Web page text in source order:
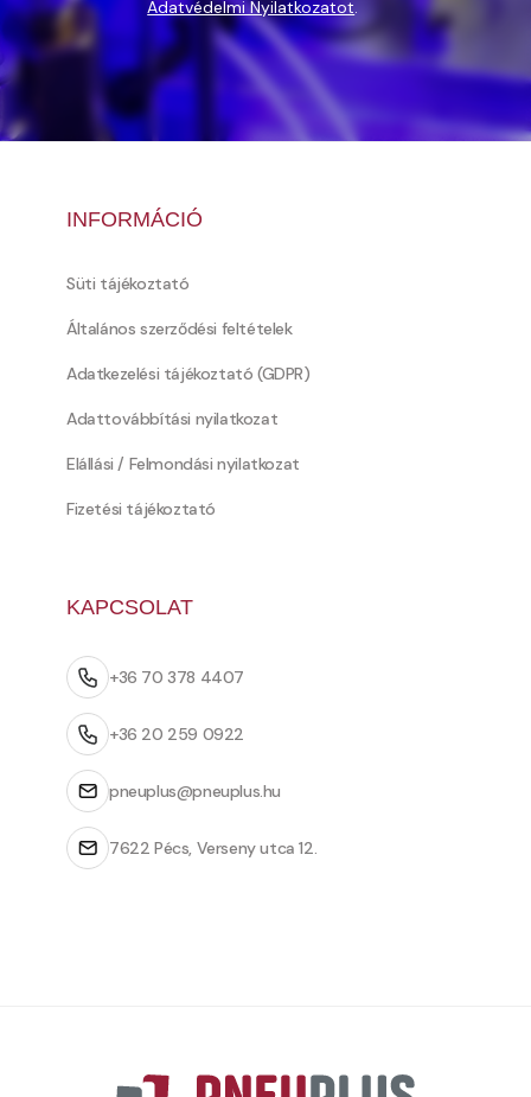
Adatvédelmi Nyilatkozatot.
INFORMÁCIÓ
Süti tájékoztató
Általános szerződési feltételek
Adatkezelési tájékoztató (GDPR)
Adattovábbítási nyilatkozat
Elállási / Felmondási nyilatkozat
Fizetési tájékoztató
KAPCSOLAT
+36 70 378 4407
+36 20 259 0922
pneuplus@pneuplus.hu
7622 Pécs, Verseny utca 12.